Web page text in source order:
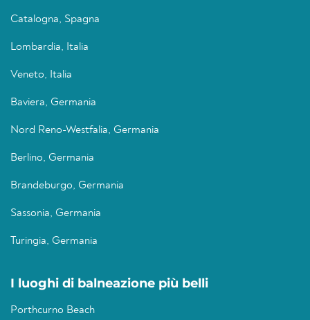
Catalogna, Spagna
Lombardia, Italia
Veneto, Italia
Baviera, Germania
Nord Reno-Westfalia, Germania
Berlino, Germania
Brandeburgo, Germania
Sassonia, Germania
Turingia, Germania
I luoghi di balneazione più belli
Porthcurno Beach